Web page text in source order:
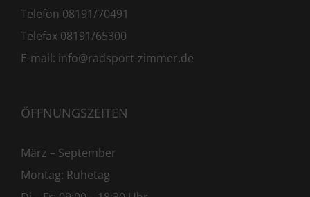
Telefon 08191/70491
Telefax 08191/65300
E-mail: info@radsport-zimmer.de
ÖFFNUNGSZEITEN
März – September
Montag: Ruhetag